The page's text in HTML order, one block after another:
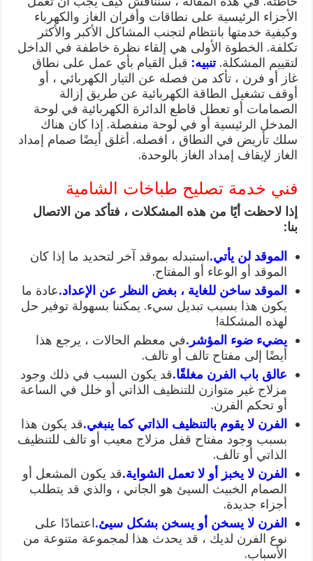
الأجزاء الرئيسية على نطاقات وأفران الغاز والكهرباء
وكيفية خدمتها بانتظام لتجنب المشاكل الأكبر والأكثر
تكلفة. الخطوة الأولى هي إلقاء نظرة خاطفة في الداخل
لتقييم المشكلة.تنبيه: قبل القيام بأي عمل على نطاق
غاز أو فرن ، تأكد من فصله عن التيار الكهربائي ، أو
أوقف تشغيل الطاقة الكهربائية عن طريق إزالة
الصمامات أو تعطل قاطع الدائرة الكهربائية في لوحة
المدخل الرئيسية أو في لوحة منفصلة. إذا كان هناك
سلك تأريض في النطاق ، افصله. أغلق أيضًا صمام إمداد
الغاز لإيقاف إمداد الغاز بالوحدة.
فني خدمة تصليح طباخات الشامية
إذا لاحظت أيًا من هذه المشكلات ، فتأكد من الاتصال
بنا:
الموقد لن يأتي.استبدله بموقد آخر لتحديد ما إذا كان
الموقد أو الوعاء أو المفتاح.
الموقد ساخن للغاية ، بغض النظر عن الإعداد.عادة ما
يكون هذا بسبب تبديل سيء. يمكننا بسهولة توفير حل
لهذه المشكلة!
يضيء ضوء المؤشر.في معظم الحالات ، يرجع هذا
أيضًا إلى مفتاح تالف أو تالف.
عالق باب الفرن مغلقًا.قد يكون السبب في ذلك وجود
مزلاج غير متوازن للتنظيف الذاتي أو خلل في الساعة
أو تحكم الفرن.
الفرن لا يقوم بالتنظيف الذاتي كما ينبغي.قد يكون هذا
بسبب وجود مفتاح قفل مزلاج معيب أو تالف للتنظيف
الذاتي أو تالف.
الفرن لا يخبز أو لا تعمل الشواية.قد يكون المشعل أو
الصمام الخبيث السيئ هو الجاني ، والذي قد يتطلب
أجزاء جديدة.
الفرن لا يسخن أو يسخن بشكل سيئ.اعتمادًا على
نوع الفرن لديك ، قد يحدث هذا لمجموعة متنوعة من
الأسباب.